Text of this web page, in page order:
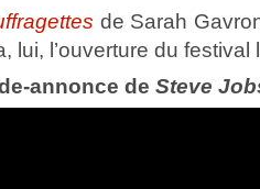
de Sarah
lui, l’ouverture du festival
annonce de Steve